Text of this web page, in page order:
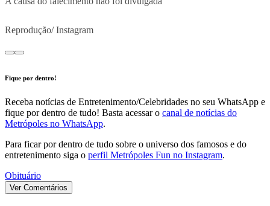
Reprodução/ Instagram
Fique por dentro!
Receba notícias de Entretenimento/Celebridades no seu WhatsApp e
fique por dentro de tudo! Basta acessar o canal de notícias do
Metrópoles no WhatsApp.
Para ficar por dentro de tudo sobre o universo dos famosos e do
entretenimento siga o perfil Metrópoles Fun no Instagram.
Obituário
Ver Comentários